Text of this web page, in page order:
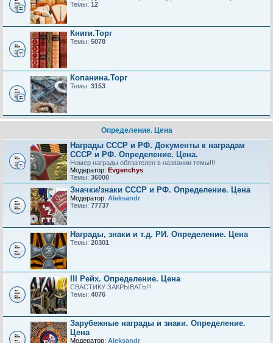
Темы: 12
Книги.Торг
Темы: 5078
Копанина.Торг
Темы: 3153
Определение. Цена
Награды СССР и РФ. Документы к наградам
СССР и РФ. Определение. Цена.
Номер награды обязателен в названии темы!!!
Модератор: Evgenchys
Темы: 36000
Значки/знаки СССР и РФ. Определение. Цена
Модератор: Aleksandr
Темы: 77737
Награды, знаки и т.д. РИ. Определение. Цена
Темы: 20301
III Рейх. Определение. Цена
СВАСТИКУ ЗАКРЫВАТЬ!!!
Темы: 4076
Зарубежные награды и знаки. Определение.
Цена
Модератор: Aleksandr